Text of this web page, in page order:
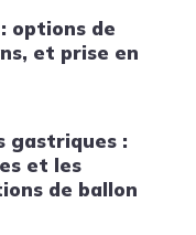
options de
et prise en
gastriques :
et les
de ballon